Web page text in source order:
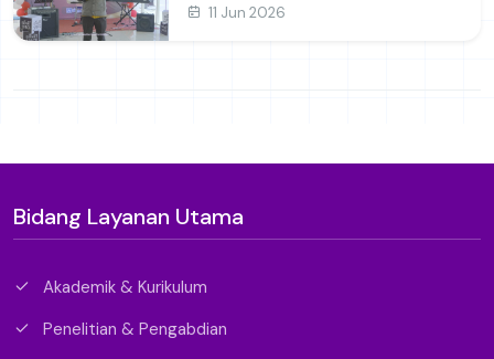
11 Jun 2026
Bidang Layanan Utama
Akademik & Kurikulum
Penelitian & Pengabdian